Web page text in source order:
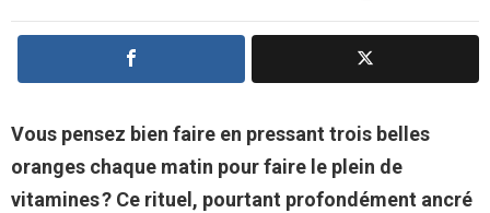
Vous pensez bien faire en pressant trois belles
oranges chaque matin pour faire le plein de
vitamines ? Ce rituel, pourtant profondément ancré